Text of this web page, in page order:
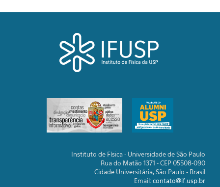
Instituto de Física - Universidade de São Paulo
Rua do Matão 1371 - CEP 05508-090
Cidade Universitária, São Paulo - Brasil
Email:contato@if.usp.br